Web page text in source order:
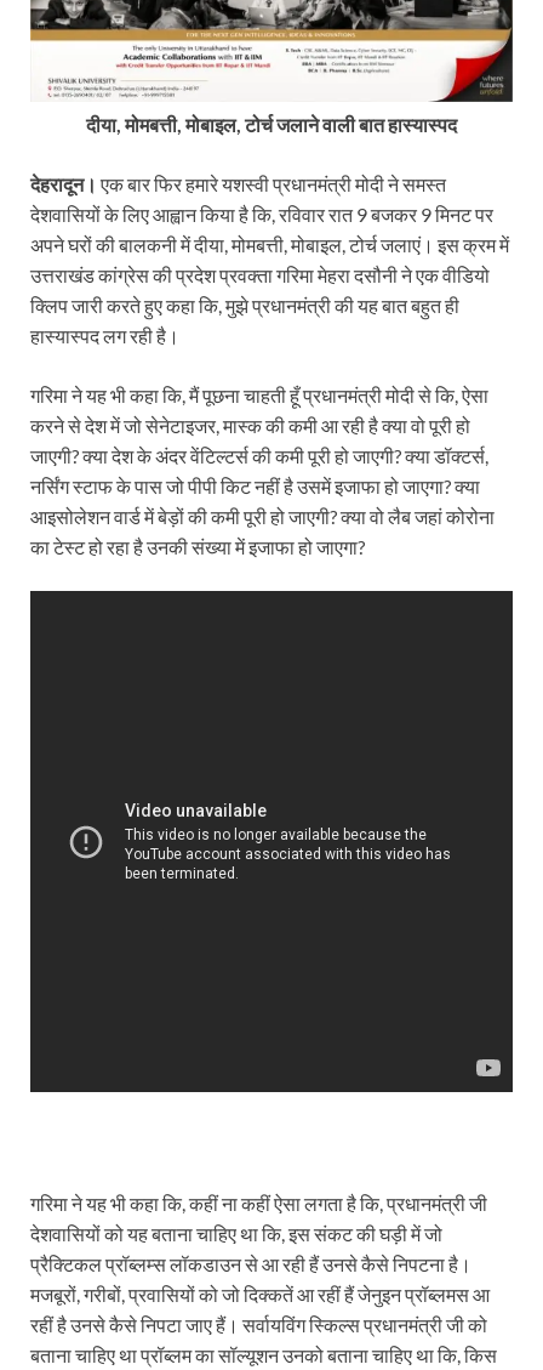
दीया, मोमबत्ती, मोबाइल, टोर्च जलाने वाली बात हास्यास्पद
देहरादून। एक बार फिर हमारे यशस्वी प्रधानमंत्री मोदी ने समस्त
देशवासियों के लिए आह्वान किया है कि, रविवार रात 9 बजकर 9 मिनट पर
अपने घरों की बालकनी में दीया, मोमबत्ती, मोबाइल, टोर्च जलाएं। इस क्रम में
उत्तराखंड कांग्रेस की प्रदेश प्रवक्ता गरिमा मेहरा दसौनी ने एक वीडियो
क्लिप जारी करते हुए कहा कि, मुझे प्रधानमंत्री की यह बात बहुत ही
हास्यास्पद लग रही है।
गरिमा ने यह भी कहा कि, मैं पूछना चाहती हूँ प्रधानमंत्री मोदी से कि, ऐसा
करने से देश में जो सेनेटाइजर, मास्क की कमी आ रही है क्या वो पूरी हो
जाएगी? क्या देश के अंदर वेंटिल्टर्स की कमी पूरी हो जाएगी? क्या डॉक्टर्स,
नर्सिंग स्टाफ के पास जो पीपी किट नहीं है उसमें इजाफा हो जाएगा? क्या
आइसोलेशन वार्ड में बेड़ों की कमी पूरी हो जाएगी? क्या वो लैब जहां कोरोना
का टेस्ट हो रहा है उनकी संख्या में इजाफा हो जाएगा?
गरिमा ने यह भी कहा कि, कहीं ना कहीं ऐसा लगता है कि, प्रधानमंत्री जी
देशवासियों को यह बताना चाहिए था कि, इस संकट की घड़ी में जो
प्रैक्टिकल प्रॉब्लम्स लॉकडाउन से आ रही हैं उनसे कैसे निपटना है।
मजबूरों, गरीबों, प्रवासियों को जो दिक्कतें आ रहीं हैं जेनुइन प्रॉब्लमस आ
रहीं है उनसे कैसे निपटा जाए हैं। सर्वायविंग स्किल्स प्रधानमंत्री जी को
बताना चाहिए था प्रॉब्लम का सॉल्यूशन उनको बताना चाहिए था कि, किस